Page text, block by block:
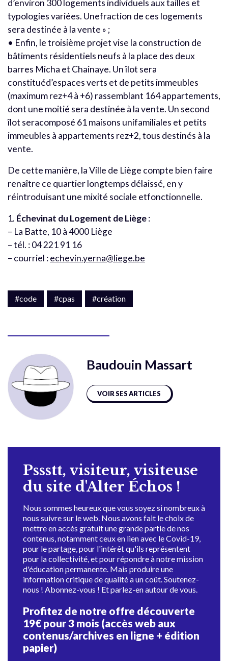
d’environ 300 logements individuels aux tailles et
typologies variées. Unefraction de ces logements
sera destinée à la vente » ;
• Enfin, le troisième projet vise la construction de
bâtiments résidentiels neufs à la place des deux
barres Micha et Chainaye. Un îlot sera
constituéd’espaces verts et de petits immeubles
(maximum rez+4 à +6) rassemblant 164 appartements,
dont une moitié sera destinée à la vente. Un second
îlot seracomposé 61 maisons unifamiliales et petits
immeubles à appartements rez+2, tous destinés à la
vente.
De cette manière, la Ville de Liège compte bien faire
renaître ce quartier longtemps délaissé, en y
réintroduisant une mixité sociale etfonctionnelle.
1. Échevinat du Logement de Liège:
– La Batte, 10 à 4000 Liège
– tél. : 04 221 91 16
– courriel :echevin.yerna@liege.be
#code #cpas #création
Baudouin Massart
VOIR SES ARTICLES
Pssstt, visiteur, visiteuse
du site d'Alter Échos !
Nous sommes heureux que vous soyez si nombreux à
nous suivre sur le web. Nous avons fait le choix de
mettre en accès gratuit une grande partie de nos
contenus, notamment ceux en lien avec le Covid-19,
pour le partage, pour l'intérêt qu'ils représentent
pour la collectivité, et pour répondre à notre mission
d'éducation permanente. Mais produire une
information critique de qualité a un coût. Soutenez-
nous ! Abonnez-vous ! Et parlez-en autour de vous.
Profitez de notre offre découverte
19€ pour 3 mois (accès web aux
contenus/archives en ligne + édition
papier)